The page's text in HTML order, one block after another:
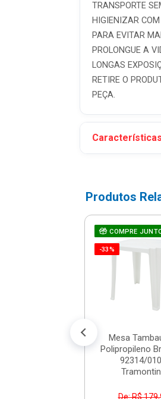
TRANSPORTE
HIGIENIZAR
PARA EVITAR
PROLONGUE A
LONGAS
RETIRE O
PEÇA.
Características
Produtos
COMPRE
-33%
Mesa
Polipropileno
92314/
De: R$